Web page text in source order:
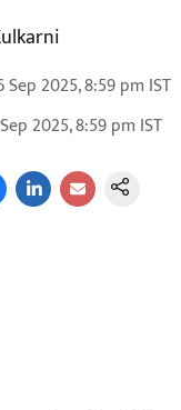
Sep 2025, 8:59 pm IST
2025, 8:59 pm IST